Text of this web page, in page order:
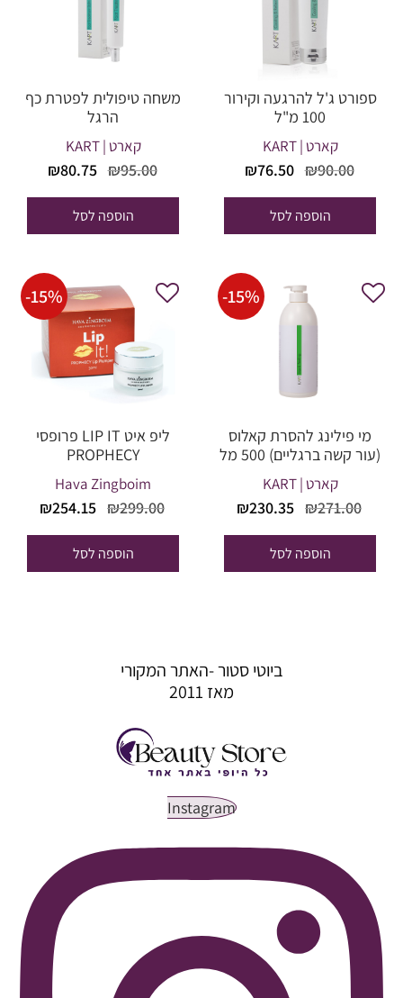
ספורט ג'ל להרגעה וקירור
100 מ"ל
קארט | KART
₪90.00
המחיר
₪90.00.
₪76.50
הוספה לסל
משחה טיפולית לפטרת כף
הרגל
קארט | KART
₪95.00
המחיר
₪95.00.
₪80.75
הוספה לסל
-15%
מי פילינג להסרת קאלוס
(עור קשה ברגליים) 500 מל
קארט | KART
₪271.00
המחיר
₪271.00.
₪230.35
הוספה לסל
-15%
ליפ איט LIP IT פרופסי
PROPHECY
Hava Zingboim
₪299.00
המחיר
₪299.00.
₪254.15
הוספה לסל
ביוטי סטור -האתר המקורי
מאז 2011
Instagram